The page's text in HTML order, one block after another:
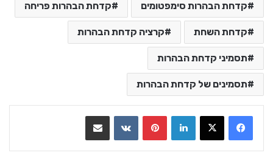
קדחת הבהרות סימפטומים קדחת הבהרות פריחה
קדחת השחת קרציה קדחת הבהרות
תסמיני קדחת הבהרות
תסמינים של קדחת הבהרות
LinkedIn
VKontakte